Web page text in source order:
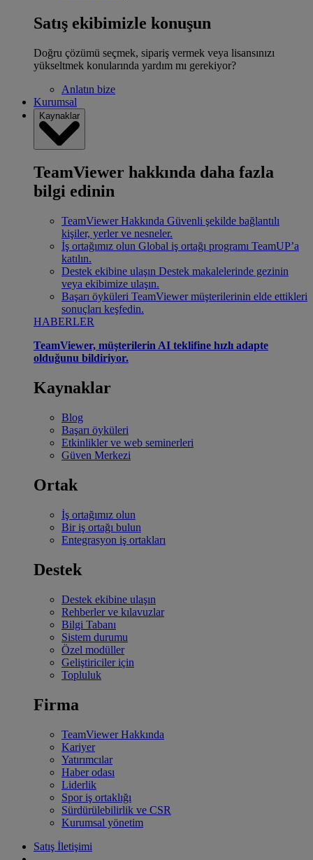
Satış ekibimizle konuşun
Doğru çözümü seçmek, sipariş vermek veya lisansınızı
yükseltmek konularında yardım mı gerekiyor?
Anlatın bize
Kurumsal
Kaynaklar
TeamViewer hakkında daha fazla
bilgi edinin
TeamViewer Hakkında Güvenli şekilde bağlantılı
kişiler, yerler ve nesneler.
İş ortağımız olun Global iş ortağı programı TeamUP’a
katılın.
Destek ekibine ulaşın Destek makalelerinde gezinin
veya ekibimize ulaşın.
Başarı öyküleri TeamViewer müşterilerinin elde ettikleri
sonuçları keşfedin.
HABERLER
TeamViewer, müşterilerin AI teklifine hızlı adapte
olduğunu bildiriyor.
Kaynaklar
Blog
Başarı öyküleri
Etkinlikler ve web seminerleri
Güven Merkezi
Ortak
İş ortağımız olun
Bir iş ortağı bulun
Entegrasyon iş ortakları
Destek
Destek ekibine ulaşın
Rehberler ve kılavuzlar
Bilgi Tabanı
Sistem durumu
Özel modüller
Geliştiriciler için
Topluluk
Firma
TeamViewer Hakkında
Kariyer
Yatırımcılar
Haber odası
Liderlik
Spor iş ortaklığı
Sürdürülebilirlik ve CSR
Kurumsal yönetim
Satış İletişimi